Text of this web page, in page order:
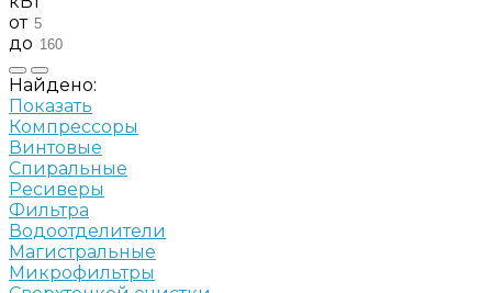
от
до
Найдено:
Показать
Компрессоры
Винтовые
Спиральные
Ресиверы
Фильтра
Водоотделители
Магистральные
Микрофильтры